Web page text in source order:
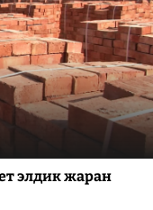
элдик жаран